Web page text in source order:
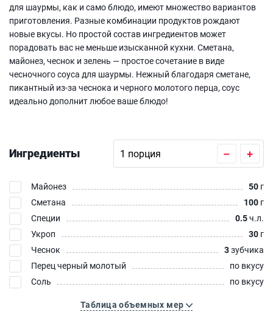
для шаурмы, как и само блюдо, имеют множество вариантов
приготовления. Разные комбинации продуктов рождают
новые вкусы. Но простой состав ингредиентов может
порадовать вас не меньше изысканной кухни. Сметана,
майонез, чеснок и зелень — простое сочетание в виде
чесночного соуса для шаурмы. Нежный благодаря сметане,
пикантный из-за чеснока и черного молотого перца, соус
идеально дополнит любое ваше блюдо!
Ингредиенты – +
Майонез 50 г
Сметана
100 г
Специи
0.5ч.л.
Укроп
30 г
Чеснок
3зубчика
Перец черный молотый
по вкусу
Соль
по вкусу
Таблица объемных мер